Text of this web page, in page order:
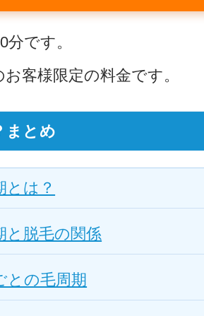
です。
客様限定の料金です。
まとめ
とは？
と脱毛の関係
との毛周期